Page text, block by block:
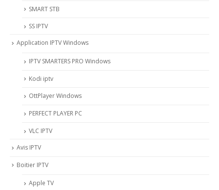
SMART STB
SS IPTV
Application IPTV Windows
IPTV SMARTERS PRO Windows
Kodi iptv
OttPlayer Windows
PERFECT PLAYER PC
VLC IPTV
Avis IPTV
Boitier IPTV
Apple TV